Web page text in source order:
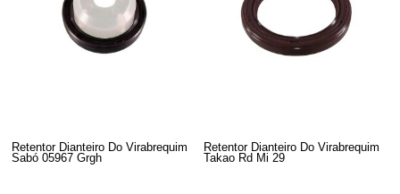
Retentor Dianteiro Do Virabrequim
Sabó 05967 Grgh
Retentor Dianteiro Do Virabrequim
Takao Rd Mi 29